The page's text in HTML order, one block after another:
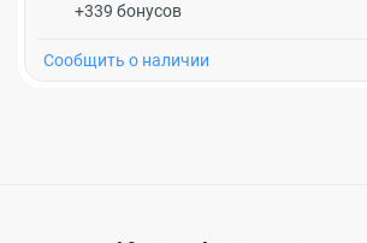
+339 бонусов
Cообщить о наличии